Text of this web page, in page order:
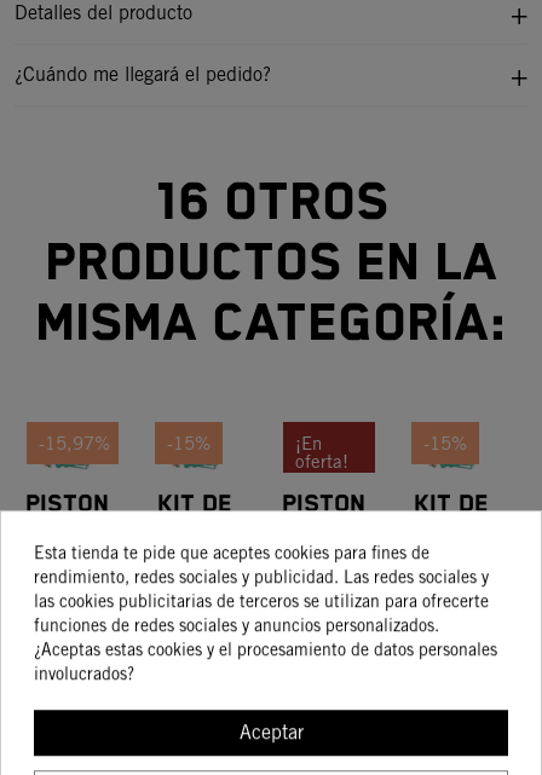
Detalles del producto
¿Cuándo me llegará el pedido?
16 otros
productos en la
misma categoría:
-15,97%
Piston
Size I
175,15 €
147,18 €
-15%
Kit De
Talla I
263,96 €
224,37 €
¡En
oferta!
-15%
PISTON
350
233,29 €
198,29 €
-15%
Kit De
Talla I
201,34 €
171,14 €
Esta tienda te pide que aceptes cookies para fines de
rendimiento, redes sociales y publicidad. Las redes sociales y
las cookies publicitarias de terceros se utilizan para ofrecerte
funciones de redes sociales y anuncios personalizados.
¿Aceptas estas cookies y el procesamiento de datos personales
involucrados?
Aceptar